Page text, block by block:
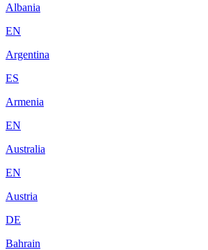
Albania
EN
Argentina
ES
Armenia
EN
Australia
EN
Austria
DE
Bahrain